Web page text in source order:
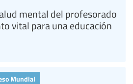
mental del profesorado
vital para una educación
Mundial